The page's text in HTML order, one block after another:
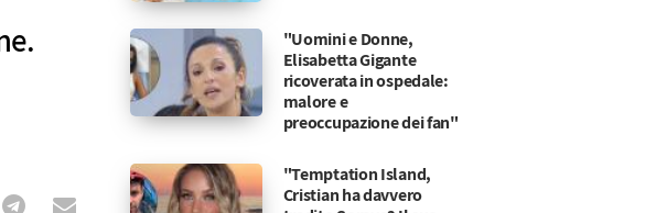
"Uomini e Donne,
Elisabetta Gigante
ricoverata in ospedale:
malore e
preoccupazione dei fan"
"Temptation Island,
Cristian ha davvero